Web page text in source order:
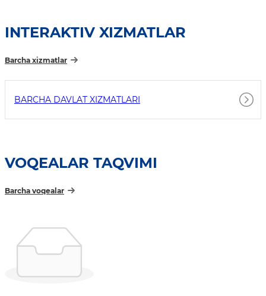
INTERAKTIV XIZMATLAR
Barcha xizmatlar
BARCHA DAVLAT XIZMATLARI
VOQEALAR TAQVIMI
Barcha voqealar